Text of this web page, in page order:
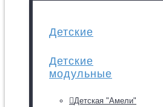
Детские
Детские
модульные
Детская "Амели"